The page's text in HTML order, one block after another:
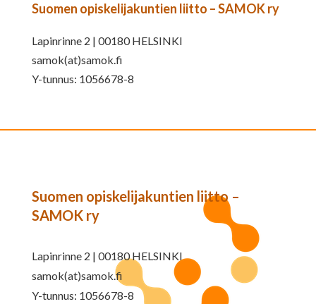
Suomen opiskelijakuntien liitto – SAMOK ry
Lapinrinne 2 | 00180 HELSINKI
samok(at)samok.fi
Y-tunnus: 1056678-8
Suomen opiskelijakuntien liitto –
SAMOK ry
Lapinrinne 2 | 00180 HELSINKI
samok(at)samok.fi
Y-tunnus: 1056678-8